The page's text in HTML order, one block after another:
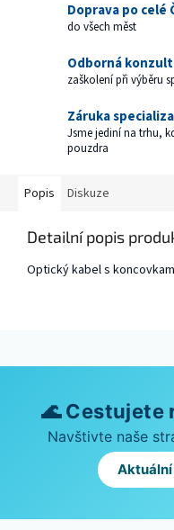
Doprava po celé
do všech měst
Odborná
zaškolení při výběru
Záruka
Jsme jediní na trhu,
pouzdra
Popis Diskuze
Detailní popis
Optický kabel s
🌊 Cestujete
Navštivte naše